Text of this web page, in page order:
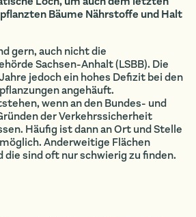
Bäume Nährstoffe und Halt
gern, auch nicht die
Sachsen-Anhalt (LSBB). Die
jedoch ein hohes Defizit bei den
angehäuft.
wenn an den Bundes- und
der Verkehrssicherheit
Häufig ist dann an Ort und Stelle
Anderweitige Flächen
sind oft nur schwierig zu finden.